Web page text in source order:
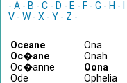
- A - B - C - D - E - F - G - H - I
V - W - X - Y - Z -
Oceane
Oc�ane
Oc�anne
Ode
Ona
Onah
Oona
Ophelia